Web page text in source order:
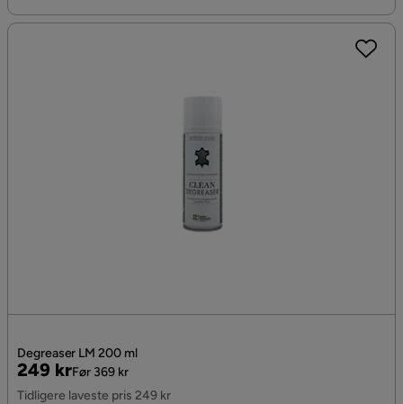
Degreaser LM 200 ml
Pris
249 kr
Original
Pris
Før 369 kr
Tidligere laveste pris 249 kr